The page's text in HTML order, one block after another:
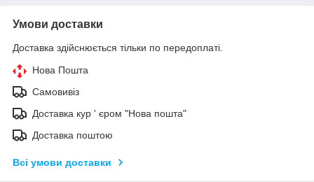
Умови доставки
Доставка здійснюється тільки по передоплаті.
Нова Пошта
Самовивіз
Доставка кур ' єром "Нова пошта"
Доставка поштою
Всі умови доставки